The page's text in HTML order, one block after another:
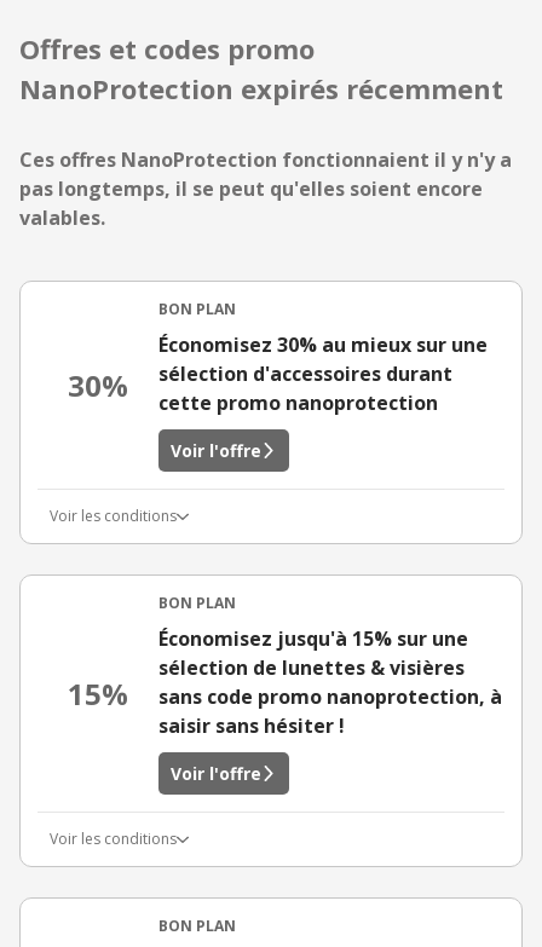
Offres et codes promo
NanoProtection expirés récemment
Ces offres NanoProtection fonctionnaient il y n'y a
pas longtemps, il se peut qu'elles soient encore
valables.
30%
BON PLAN
Économisez 30% au mieux sur une
sélection d'accessoires durant
cette promo nanoprotection
Voir l'offre
Voir les conditions
15%
BON PLAN
Économisez jusqu'à 15% sur une
sélection de lunettes & visières
sans code promo nanoprotection, à
saisir sans hésiter !
Voir l'offre
Voir les conditions
BON PLAN